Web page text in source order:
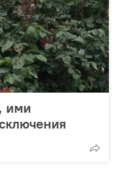
ими